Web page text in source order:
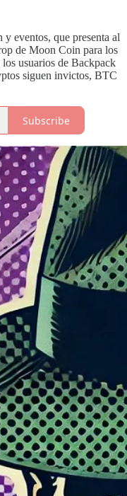
eventos, que presenta al
de Moon Coin para los
usuarios de Backpack
siguen invictos, BTC
Subscribe